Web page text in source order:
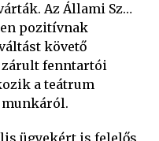
Az Állami Sz…
pozitívnak
követő
zárult fenntartói
a teátrum
munkáról.
ügyekért is felelős